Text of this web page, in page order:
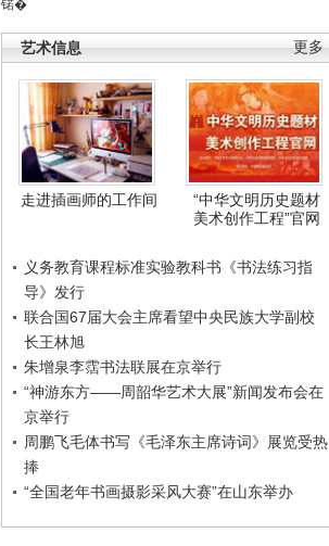
锘�
更多
艺术信息
走进插画师的工作间
“中华文明历史题材
美术创作工程”官网
义务教育课程标准实验教科书《书法练习指
导》发行
联合国67届大会主席看望中央民族大学副校
长王林旭
朱增泉李霑书法联展在京举行
“神游东方——周韶华艺术大展”新闻发布会在
京举行
周鹏飞毛体书写《毛泽东主席诗词》展览受热
捧
“全国老年书画摄影采风大赛”在山东举办